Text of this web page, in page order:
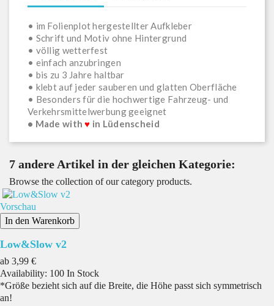
• im Folienplot hergestellter Aufkleber
• Schrift und Motiv ohne Hintergrund
• völlig wetterfest
• einfach anzubringen
• bis zu 3 Jahre haltbar
• klebt auf jeder sauberen und glatten Oberfläche
• Besonders für die hochwertige Fahrzeug- und
Verkehrsmittelwerbung geeignet
• Made with♥ in Lüdenscheid
7 andere Artikel in der gleichen Kategorie:
Browse the collection of our category products.
Vorschau
In den Warenkorb
Low&Slow v2
ab Preis
3,99 €
Availability: 100 In Stock
*Größe bezieht sich auf die Breite, die Höhe passt sich symmetrisch
an!